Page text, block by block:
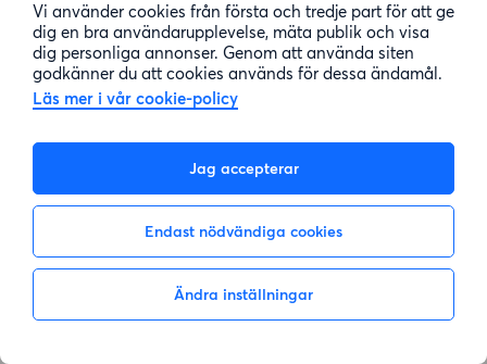
Vi använder cookies från första och tredje part för att ge
dig en bra användarupplevelse, mäta publik och visa
dig personliga annonser. Genom att använda siten
godkänner du att cookies används för dessa ändamål.
Läs mer i vår cookie-policy
Jag accepterar
Endast nödvändiga cookies
Ändra inställningar